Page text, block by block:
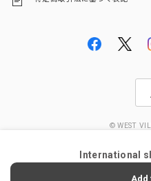
© WEST
International
Add
ショッ